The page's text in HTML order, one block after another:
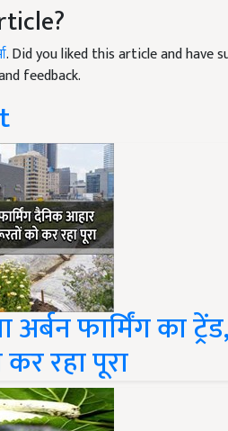
. Did you liked this article and have
feedback.
फार्मिंग का
रहा पूरा